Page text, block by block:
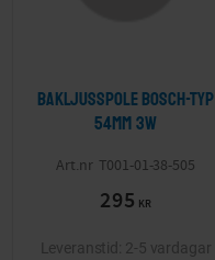
Bakljusspole Bosch-typ
54mm 3W
T001-01-38-505
295 KR
2-5 vardagar